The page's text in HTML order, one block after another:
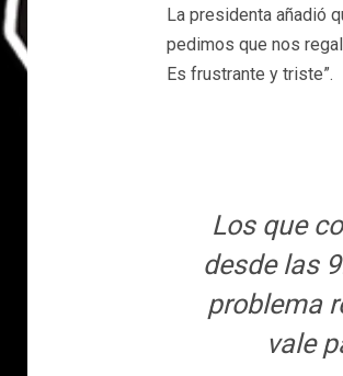
La presidenta añadió
pedimos que nos
Es frustrante y triste”.
Los que
desde las
problema
vale